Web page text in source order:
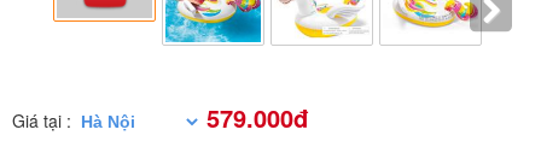
Giá tại : 579.000đ